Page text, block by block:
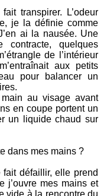
transpirer. L’odeur
je la définie comme
ai la nausée. Une
quelques
de l’intérieur
aux petits
pour balancer un
au visage avant
en coupe portent un
un liquide chaud sur
dans mes mains ?
défaillir, elle prend
j’ouvre mes mains et